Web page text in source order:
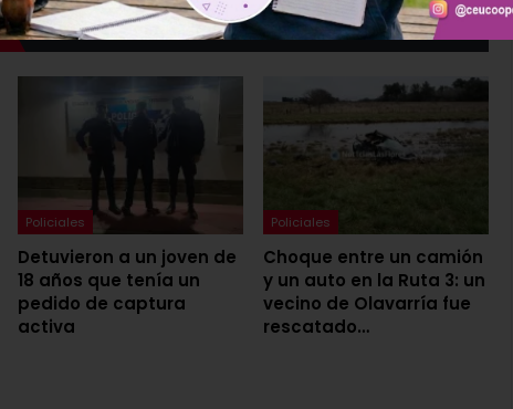
Más Del Autor
Policiales
Detuvieron a un joven de
18 años que tenía un
pedido de captura
activa
Policiales
Choque entre un camión
y un auto en la Ruta 3: un
vecino de Olavarría fue
rescatado…